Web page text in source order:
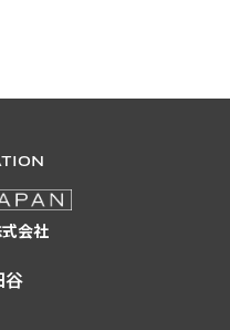
会社
谷